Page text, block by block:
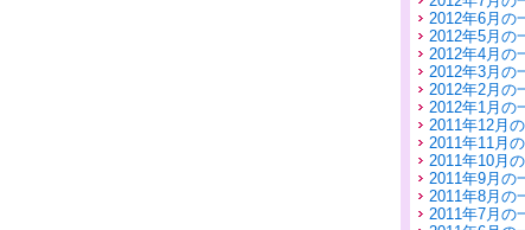
2012年6月の
2012年5月の
2012年4月の
2012年3月の
2012年2月の
2012年1月の
2011年12月
2011年11月
2011年10月
2011年9月の
2011年8月の
2011年7月の